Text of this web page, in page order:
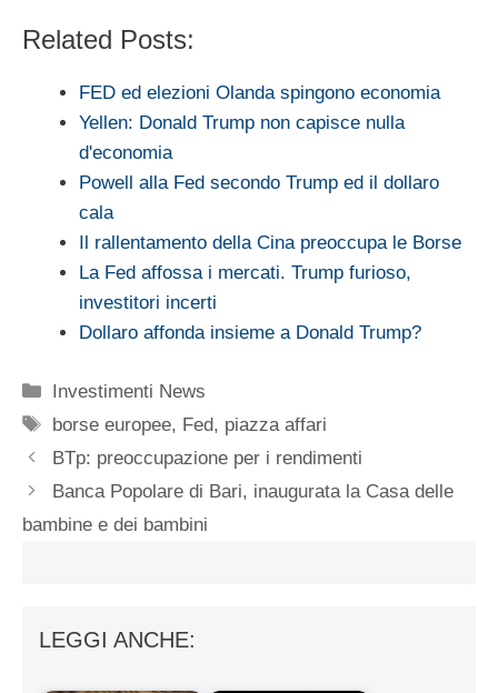
Related Posts:
FED ed elezioni Olanda spingono economia
Yellen: Donald Trump non capisce nulla
d'economia
Powell alla Fed secondo Trump ed il dollaro
cala
Il rallentamento della Cina preoccupa le Borse
La Fed affossa i mercati. Trump furioso,
investitori incerti
Dollaro affonda insieme a Donald Trump?
Categorie
Investimenti News
Tag
borse europee, Fed, piazza affari
BTp: preoccupazione per i rendimenti
Banca Popolare di Bari, inaugurata la Casa delle
bambine e dei bambini
LEGGI ANCHE: